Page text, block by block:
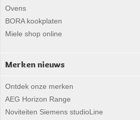
Ovens
BORA kookplaten
Miele shop online
Merken nieuws
Ontdek onze merken
AEG Horizon Range
Noviteiten Siemens studioLine